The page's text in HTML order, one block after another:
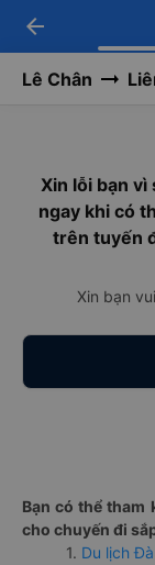
-
arrow_back
Lê Chân
Xin lỗi bạn vì
ngay khi có
trên tuyến
Xin bạn
Bạn có thể tham
cho chuyến đi
1. Du lịch